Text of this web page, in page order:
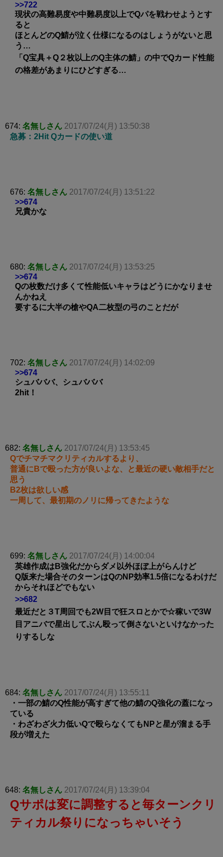
>>722
現状の高難易度や中難易度以上でQパを戦わせようとす
ると
ほとんどのQ鯖が泣く仕様になるのはしょうがないと思
う…
「Q宝具＋Q２枚以上のQ主体の鯖」の中でQカード性能
の格差があまりにひどすぎる…
674: 名無しさん 2017/07/24(月) 13:50:38
急募：2Hit Qカードの使い道
676: 名無しさん 2017/07/24(月) 13:51:22
>>674
兄貴かな
680: 名無しさん 2017/07/24(月) 13:53:25
>>674
Qの枚数だけ多くて性能低いキャラはどうにかなりませ
んかねえ
要するに大半の槍やQA二枚型の弓のことだが
702: 名無しさん 2017/07/24(月) 14:02:09
>>674
シュバババ、シュバババ
2hit！
682: 名無しさん 2017/07/24(月) 13:53:45
Qでチマチマクリティカルするより、
普通にBで殴った方が良いよな、と最近の硬い敵相手だと
思う
B2枚は欲しい感
一周して、最初期のノリに帰ってきたような
699: 名無しさん 2017/07/24(月) 14:00:04
英雄作成はB強化だからダメ以外ほぼ上がらんけど
Q版来た場合そのターンはQのNP効率1.5倍になるわけだ
からそれほどでもない
>>682
最近だと３T周回でも2W目で狂スロとかで☆稼いで3W
目アニバで星出してぶん殴って倒さないといけなかった
りするしな
684: 名無しさん 2017/07/24(月) 13:55:11
・一部の鯖のQ性能が高すぎて他の鯖のQ強化の蓋になっ
ている
・わざわざ火力低いQで殴らなくてもNPと星が溜まる手
段が増えた
648: 名無しさん 2017/07/24(月) 13:39:04
Qサポは変に調整すると毎ターンクリ
ティカル祭りになっちゃいそう